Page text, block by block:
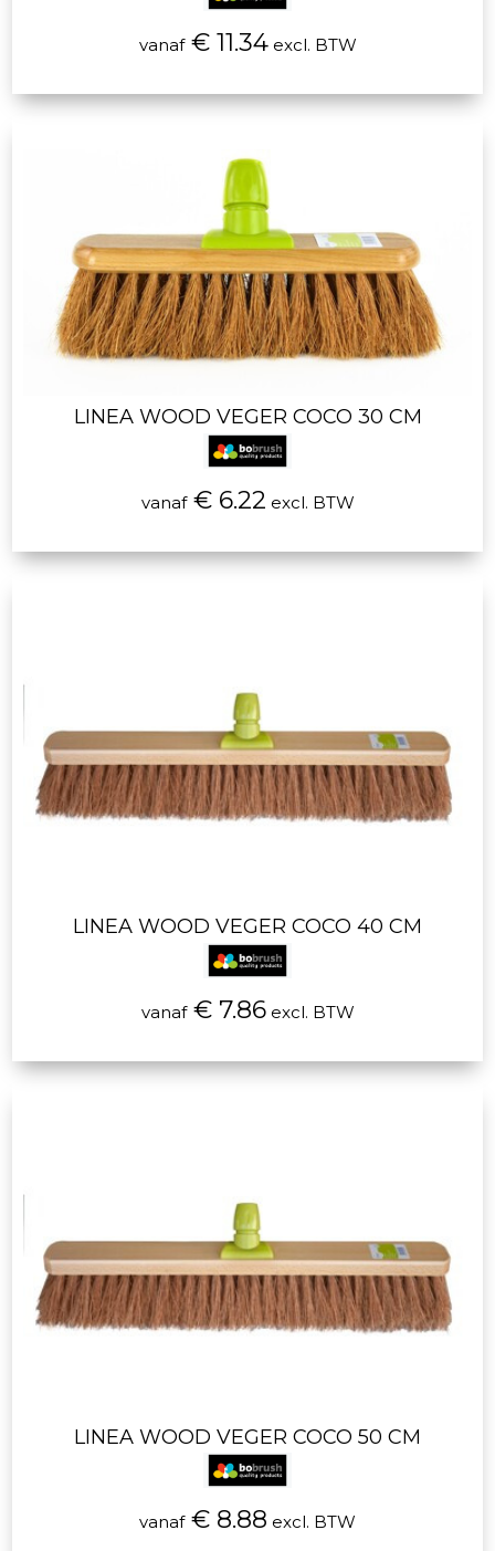
vanaf€ 11.34excl. BTW
LINEA WOOD VEGER COCO 30 CM
vanaf€ 6.22 excl. BTW
LINEA WOOD VEGER COCO 40 CM
vanaf€ 7.86excl. BTW
LINEA WOOD VEGER COCO 50 CM
vanaf€ 8.88 excl. BTW